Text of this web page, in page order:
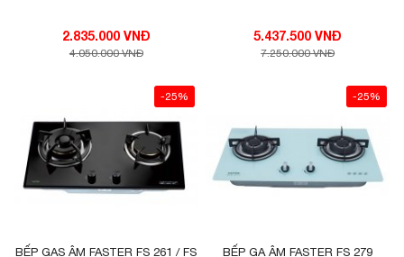
2.835.000 VNĐ
4.050.000 VNĐ
5.437.500 VNĐ
7.250.000 VNĐ
-25%
BẾP GAS ÂM FASTER FS 261 / FS
-25%
BẾP GA ÂM FASTER FS 279